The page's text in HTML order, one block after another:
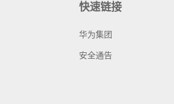
快速链接
华为集团
安全通告